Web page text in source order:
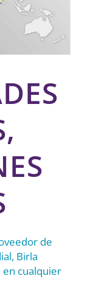
de
Birla
cualquier